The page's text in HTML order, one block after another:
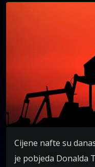
Cijene nafte su
je pobjeda Donalda